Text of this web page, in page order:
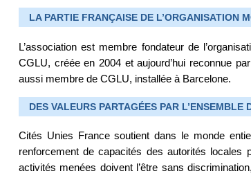
LA PARTIE FRANÇAISE DE L’ORGANISATION
L’association est membre fondateur de
CGLU, créée en 2004 et aujourd’hui reconnue
aussi membre de CGLU, installée à Barcelone.
DES VALEURS PARTAGÉES PAR L’ENSEMBLE
Cités Unies France soutient dans le monde
renforcement de capacités des autorités locales
activités menées doivent l’être sans